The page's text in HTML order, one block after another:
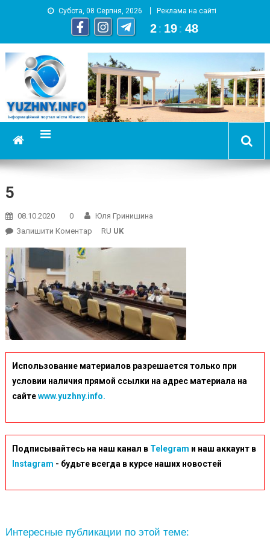
Субота, 08 Серпня, 2026 Реклама на сайті
2 : 19 : 48
YUZHNY.INFO
информационный портал города Южный
5
08.10.2020 0
Юля Гринишина
Залишити КоментарOn RU UK
Использование материалов разрешается только при
условии наличия прямой ссылки на адрес материала на
сайтеwww.yuzhny.info.
Подписывайтесь на наш канал в Telegram и наш аккаунт в
Instagram - будьте всегда в курсе наших новостей
Интересные публикации по этой теме: